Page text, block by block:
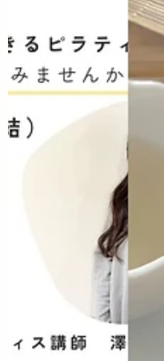
疲れの原因のひとつに
のなかにこうした見え
なっているのかもしれ
ラスの件をとおして、そ
気づかせられました。
たり前ではないのです。